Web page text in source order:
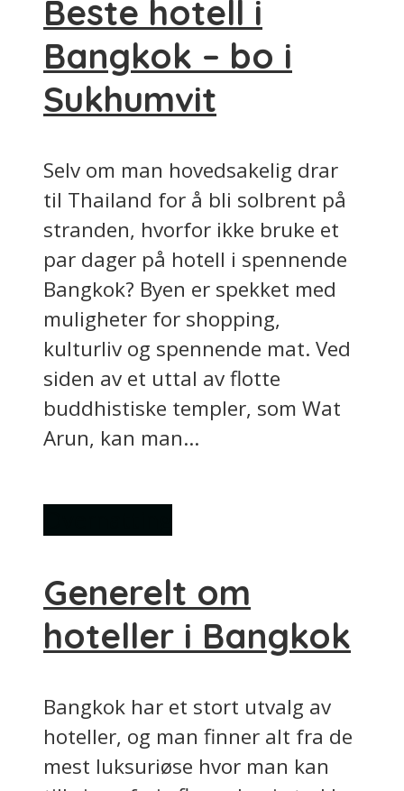
Beste hotell i
Bangkok – bo i
Sukhumvit
Selv om man hovedsakelig drar
til Thailand for å bli solbrent på
stranden, hvorfor ikke bruke et
par dager på hotell i spennende
Bangkok? Byen er spekket med
muligheter for shopping,
kulturliv og spennende mat. Ved
siden av et uttal av flotte
buddhistiske templer, som Wat
Arun, kan man...
Generelt om
hoteller i Bangkok
Bangkok har et stort utvalg av
hoteller, og man finner alt fra de
mest luksuriøse hvor man kan